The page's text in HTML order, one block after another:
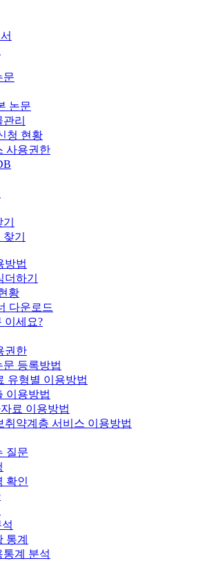
문
논문
리
청 현황
사용권한
기
방법
더하기
황
다운로드
이세요?
권한
문 등록방법
유형별 이용방법
이용방법
료 이용방법
취약계층 서비스 이용방법
질문
확인
통계
통계 분석